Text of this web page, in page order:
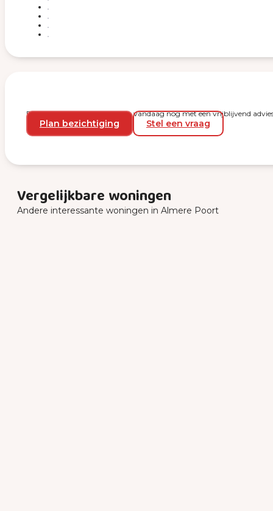
Plan een bezichtiging en start vandaag nog met een vrijblijvend
Plan bezichtiging Stel een vraag
Vergelijkbare woningen
Andere interessante woningen in Almere Poort